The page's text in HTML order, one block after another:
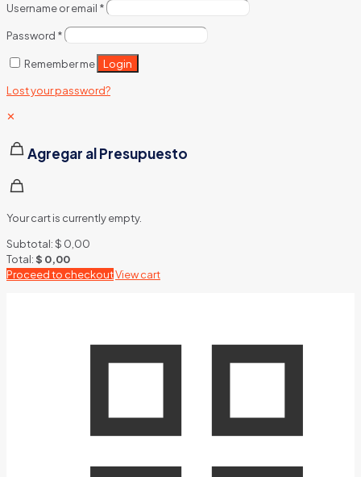
Username or email *
Password *
Remember me Login
Lost your password?
✕
Agregar al Presupuesto
Your cart is currently empty.
Subtotal:$ 0,00
Total:$ 0,00
Proceed to checkoutView cart